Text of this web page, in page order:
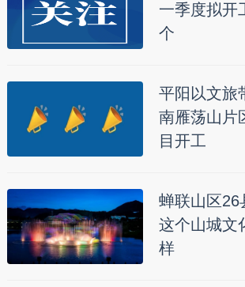
一季度拟开
个
平阳以文旅
南雁荡山片
目开工
蝉联山区26
这个山城文
样